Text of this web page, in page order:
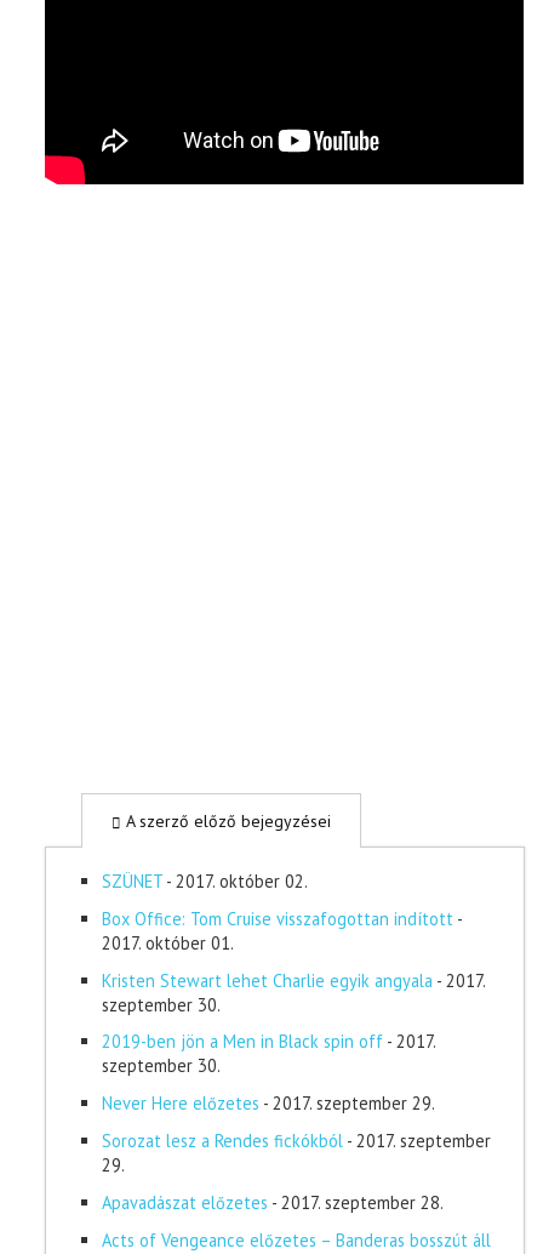
A szerző előző bejegyzései
SZÜNET - 2017. október 02.
Box Office: Tom Cruise visszafogottan indított -
2017. október 01.
Kristen Stewart lehet Charlie egyik angyala - 2017.
szeptember 30.
2019-ben jön a Men in Black spin off - 2017.
szeptember 30.
Never Here előzetes - 2017. szeptember 29.
Sorozat lesz a Rendes fickókból - 2017. szeptember
29.
Apavadászat előzetes - 2017. szeptember 28.
Acts of Vengeance előzetes – Banderas bosszút áll